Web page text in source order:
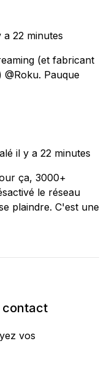
a 22 minutes
(et fabricant
Pauque
il y a 22 minutes
ça, 3000+
le réseau
plaindre. C'est une
contact
vos